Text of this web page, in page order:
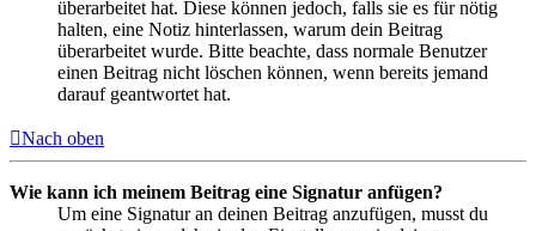
überarbeitet hat. Diese können jedoch, falls sie es für nötig
halten, eine Notiz hinterlassen, warum dein Beitrag
überarbeitet wurde. Bitte beachte, dass normale Benutzer
einen Beitrag nicht löschen können, wenn bereits jemand
darauf geantwortet hat.
Nach oben
Wie kann ich meinem Beitrag eine Signatur anfügen?
Um eine Signatur an deinen Beitrag anzufügen, musst du